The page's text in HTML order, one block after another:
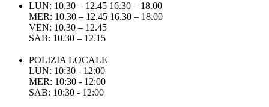
LUN: 10.30 – 12.45 16.30 – 18.00
MER: 10.30 – 12.45 16.30 – 18.00
VEN: 10.30 – 12.45
SAB: 10.30 – 12.15
POLIZIA LOCALE
LUN: 10:30 - 12:00
MER: 10:30 - 12:00
SAB: 10:30 - 12:00